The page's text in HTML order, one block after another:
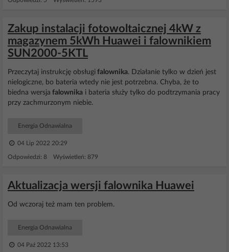
Zakup instalacji fotowoltaicznej 4kW z
magazynem 5kWh Huawei i falownikiem
SUN2000-5KTL
Przeczytaj instrukcję obsługi falownika. Działanie tylko w dzień jest
nielogiczne, bo bateria wtedy nie jest potrzebna. Chyba, że to
biedna wersja falownika i bateria służy tylko do podtrzymania pracy
przy zachmurzonym niebie.
Energia Odnawialna
04 Lip 2022 20:29
Odpowiedzi: 8 Wyświetleń: 879
Aktualizacja wersji falownika Huawei
Od wczoraj też mam ten problem.
Energia Odnawialna
04 Paź 2022 13:53